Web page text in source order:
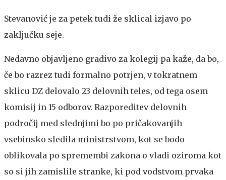
Stevanović je za petek tudi že sklical izjavo po
zaključku seje.
Nedavno objavljeno gradivo za kolegij pa kaže, da bo,
če bo razrez tudi formalno potrjen, v tokratnem
sklicu DZ delovalo 23 delovnih teles, od tega osem
komisij in 15 odborov. Razporeditev delovnih
področij med slednjimi bo po pričakovanjih
vsebinsko sledila ministrstvom, kot se bodo
oblikovala po spremembi zakona o vladi oziroma kot
so si jih zamislile stranke, ki pod vodstvom prvaka